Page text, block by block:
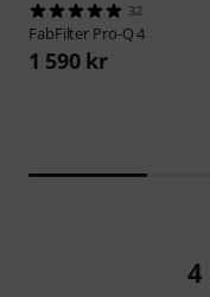
32
FabFilter Pro-Q 4
1 590 kr
4